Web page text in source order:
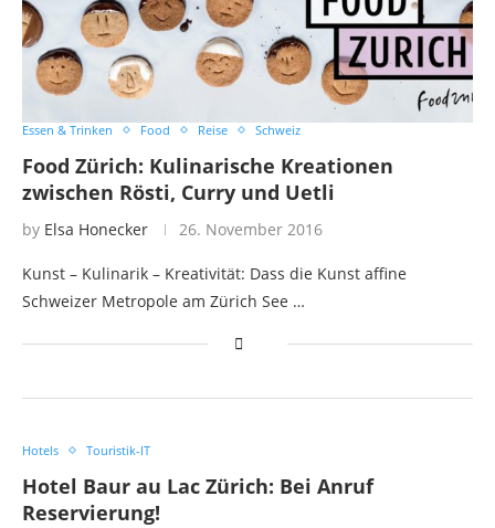
Essen & Trinken Food Reise Schweiz
Food Zürich: Kulinarische Kreationen
zwischen Rösti, Curry und Uetli
by Elsa Honecker 26. November 2016
Kunst – Kulinarik – Kreativität: Dass die Kunst affine
Schweizer Metropole am Zürich See …
Hotels Touristik-IT
Hotel Baur au Lac Zürich: Bei Anruf
Reservierung!